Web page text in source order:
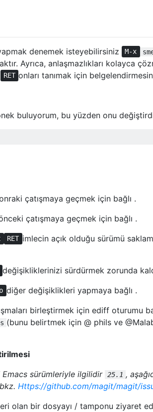
denemek isteyebilirsiniz M-x
Ayrıca, anlaşmazlıkları kolayca
RET onları tanımak için
buluyorum, bu yüzden onu
çatışmaya geçmek için bağlı .
çatışmaya geçmek için bağlı .
RET imlecin açık olduğu sürümü
değişikliklerinizi sürdürmek zorunda
o diğer değişiklikleri yapmaya bağlı .
birleştirmek için ediff oturumu
(bunu belirtmek için @ phils ve
Emacs sürümleriyle ilgilidir 25.1 ,
Https://github.com/magit/magit/
olan bir dosyayı / tamponu ziyaret